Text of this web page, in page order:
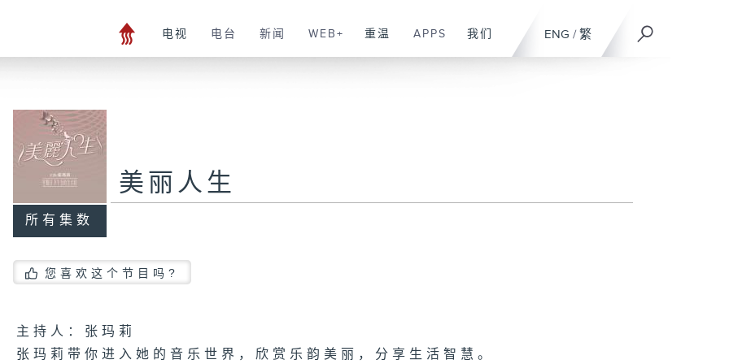
ENG / 繁
电视 电台 新闻 WEB+ 重温 APPS 我们
所有集数
美丽人生
您喜欢这个节目吗?
主持人：张玛莉
张玛莉带你进入她的音乐世界，欣赏乐韵美丽，分享生活智慧。